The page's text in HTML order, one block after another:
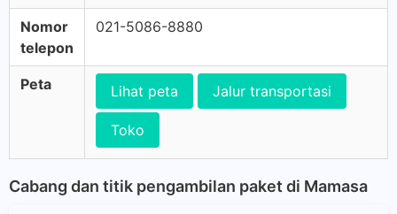
Nomor
telepon
021-5086-8880
Peta Lihat peta Jalur transportasi
Toko
Cabang dan titik pengambilan paket di Mamasa